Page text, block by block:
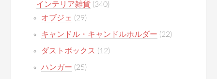
インテリア雑貨 (340)
オブジェ (29)
キャンドル・キャンドルホルダー (22)
ダストボックス (12)
ハンガー (25)